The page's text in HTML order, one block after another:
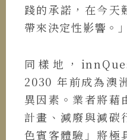
踐的承諾，在今天
帶來決定性影響。」
同樣地，
2030 年前成為澳
異因素。業者將藉
計畫、減廢與減碳
色賓客體驗」將極